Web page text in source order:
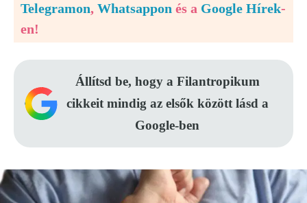
Telegramon, Whatsappon és a Google Hírek-
en!
Állítsd be, hogy a Filantropikum
cikkeit mindig az elsők között lásd a
Google-ben